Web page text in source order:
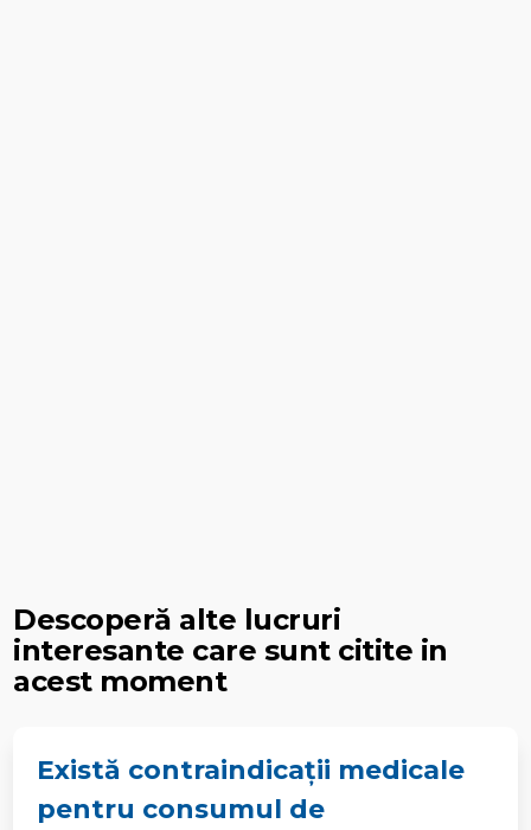
Descoperă alte lucruri
interesante care sunt citite in
acest moment
Există contraindicații medicale
pentru consumul de